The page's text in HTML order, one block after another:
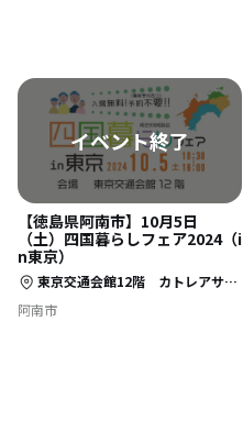
【徳島県阿南市】10月5日
（土）四国暮らしフェア2024（i
n東京）
東京交通会館12階 カトレアサロンＡ （東京都千代田区有楽町２丁目10ー１）
阿南市